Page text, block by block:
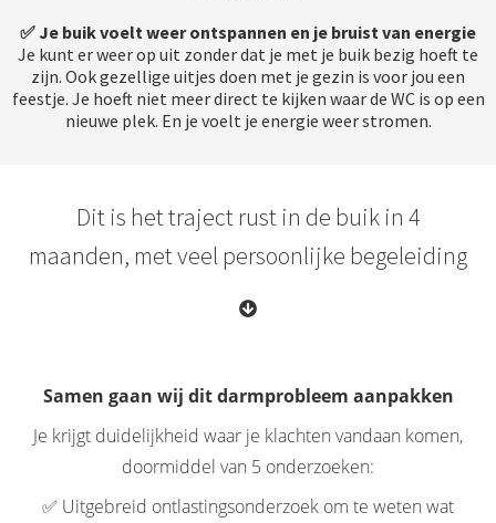
✅ Je buik voelt weer ontspannen en je bruist van energie
Je kunt er weer op uit zonder dat je met je buik bezig hoeft te
zijn. Ook gezellige uitjes doen met je gezin is voor jou een
feestje. Je hoeft niet meer direct te kijken waar de WC is op een
nieuwe plek. En je voelt je energie weer stromen.
Dit is het traject rust in de buik in 4
maanden, met veel persoonlijke begeleiding
Samen gaan wij dit darmprobleem aanpakken
Je krijgt duidelijkheid waar je klachten vandaan komen,
doormiddel van 5 onderzoeken:
✅ Uitgebreid ontlastingsonderzoek om te weten wat